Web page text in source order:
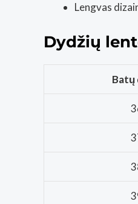
Lengvas
Dydžių
Batų